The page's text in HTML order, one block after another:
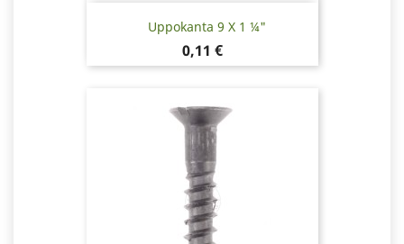
Uppokanta 9 X 1 ¼"
Pris
0,11 €